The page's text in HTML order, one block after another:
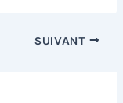
SUIVANT